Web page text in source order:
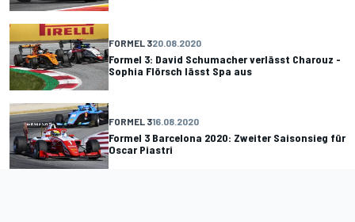
FORMEL 320.08.2020
Formel 3: David Schumacher verlässt Charouz -
Sophia Flörsch lässt Spa aus
FORMEL 316.08.2020
Formel 3 Barcelona 2020: Zweiter Saisonsieg für
Oscar Piastri